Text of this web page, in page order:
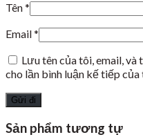
Tên*
Email*
Lưu tên của tôi, email,
cho lần bình luận kế tiếp của
Sản phẩm tương tự